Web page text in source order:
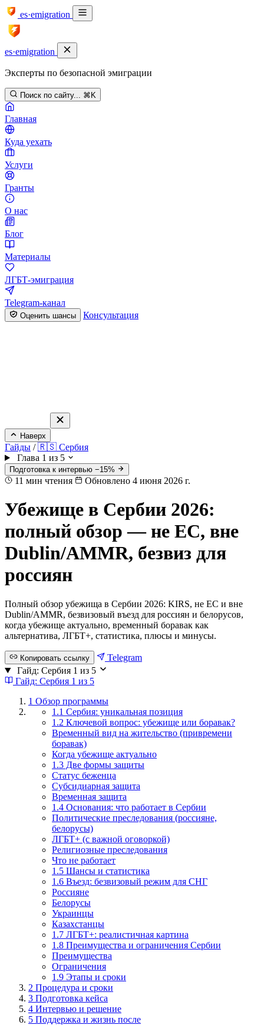
es·emigration
es·emigration
Эксперты по безопасной эмиграции
Поиск по сайту... ⌘K
Главная
Куда уехать
Услуги
Гранты
О нас
Блог
Материалы
ЛГБТ-эмиграция
Telegram-канал
Оценить шансы Консультация
Наверх
Гайды / 🇷🇸 Сербия
Глава 1 из 5
Подготовка к интервью −15%
11 мин чтения Обновлено 4 июня 2026 г.
Убежище в Сербии 2026:
полный обзор — не ЕС, вне
Dublin/AMMR, безвиз для
россиян
Полный обзор убежища в Сербии 2026: KIRS, не ЕС и вне
Dublin/AMMR, безвизовый въезд для россиян и белорусов,
когда убежище актуально, временный боравак как
альтернатива, ЛГБТ+, статистика, плюсы и минусы.
Копировать ссылку
Telegram
Гайд: Сербия 1 из 5
Гайд: Сербия 1 из 5
1 Обзор программы
1.1 Сербия: уникальная позиция
1.2 Ключевой вопрос: убежище или боравак?
Временный вид на жительство (привремени
боравак)
Когда убежище актуально
1.3 Две формы защиты
Статус беженца
Субсидиарная защита
Временная защита
1.4 Основания: что работает в Сербии
Политические преследования (россияне,
белорусы)
ЛГБТ+ (с важной оговоркой)
Религиозные преследования
Что не работает
1.5 Шансы и статистика
1.6 Въезд: безвизовый режим для СНГ
Россияне
Белорусы
Украинцы
Казахстанцы
1.7 ЛГБТ+: реалистичная картина
1.8 Преимущества и ограничения Сербии
Преимущества
Ограничения
1.9 Этапы и сроки
2 Процедура и сроки
3 Подготовка кейса
4 Интервью и решение
5 Поддержка и жизнь после